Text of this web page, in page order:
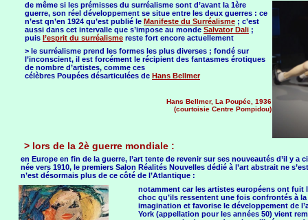
de même si les prémisses du surréalisme sont d’avant la 1ère
guerre, son réel développement se situe entre les deux guerres : ce
n’est qn’en 1924 qu’est publié le Manifeste du Surréalisme ; c’est
aussi dans cet intervalle que s’impose au monde Salvator Dali ;
puis l’esprit du surréalisme reste fort encore actuellement
> le surréalisme prend les formes les plus diverses ; fondé sur
l’inconscient, il est forcément le récipient des fantasmes érotiques
de nombre d’artistes, comme ces
célèbres Poupées désarticulées de Hans Bellmer
Hans Bellmer, La Poupée, 1936
(courtoisie Centre Pompidou)
> lors de la 2è guerre mondiale :
en Europe en fin de la guerre, l’art tente de revenir sur ses nouveautés d’il y a
née vers 1910, le premiers Salon Réalités Nouvelles dédié à l’art abstrait ne
n’est désormais plus de ce côté de l’Atlantique :
notamment car les artistes européens ont fuit
choc qu’ils ressentent une fois confrontés à
imagination et favorise le développement de
York (appellation pour les années 50) vient